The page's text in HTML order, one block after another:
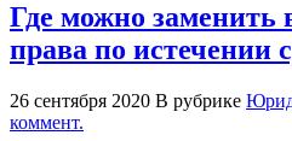
Где можно заменить
права по истечении
26 сентября 2020 В рубрике
коммент.